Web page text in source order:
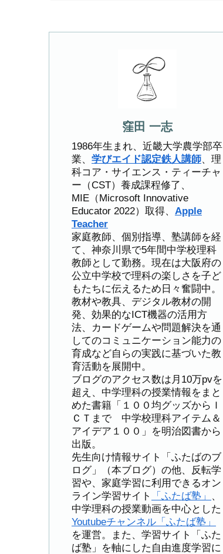
窪田 一志
1986年生まれ、近畿大学農学部卒
業、 学びエイド認定鉄人講師、理
科コア・サイエンス・ティーチャ
ー（CST）養成課程修了、
MIE（Microsoft Innovative
Educator 2022）取得、 Apple
Teacher
家庭教師、個別指導、塾講師を経
て、神奈川県で5年間中学校理科
教師として勤務。現在は大阪府の
公立中学校で理科の楽しさを子ど
もたちに伝えるため日々奮闘中。
教材や教具、デジタル教材の開
発、効果的なICT機器の活用方
法、カードゲームや問題解決を通
してのコミュニケーション能力の
育成など自らの実践に基づいた教
育活動を展開中。
ブログのアクセス数は月10万pvを
超え、中学理科の授業情報をまと
めた書籍「１００均グッズからＩ
ＣＴまで 中学校理科アイテム＆
アイデア１００」を明治図書から
出版。
先生向け情報サイト「ふたばのブ
ログ」（本ブログ）の他、反転学
習や、家庭学習に利用できるオン
ライン学習サイト
「ふたば塾」
、
中学理科の授業動画を中心とした
Youtubeチャンネル「ふたば塾」
を運営。また、学習サイト「ふた
ば塾」を軸にした自由進度学習に